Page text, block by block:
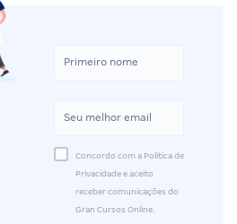
Concordo com a Política de
Privacidade e aceito
receber comunicações do
Gran Cursos Online.